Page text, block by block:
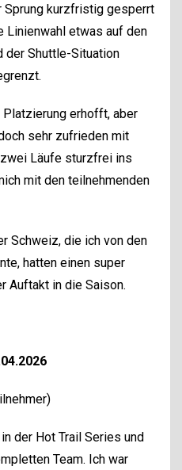
Sprung kurzfristig gesperrt
Linienwahl etwas auf den
der Shuttle-Situation
erhofft, aber
sehr zufrieden mit
Läufe sturzfrei ins
mit den teilnehmenden
Schweiz, die ich von den
hatten einen super
Auftakt in die Saison.
der Hot Trail Series und
Team. Ich war